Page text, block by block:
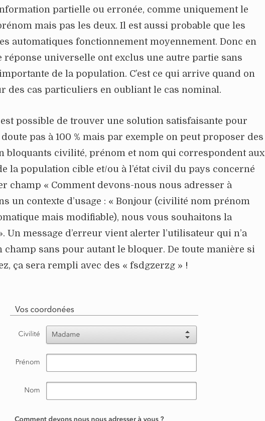
partielle ou erronée, comme uniquement le
mais pas les deux. Il est aussi probable que les
automatiques fonctionnement moyennement. Donc en
réponse universelle ont exclus une autre partie sans
de la population. C’est ce qui arrive quand on
des cas particuliers en oubliant le cas nominal.
est possible de trouver une solution satisfaisante pour
doute pas à 100 % mais par exemple on peut proposer des
bloquants civilité, prénom et nom qui correspondent aux
la population cible et/ou à l’état civil du pays concerné
champ « Comment devons-nous nous adresser à
un contexte d’usage : « Bonjour (civilité nom prénom
mais modifiable), nous vous souhaitons la
Un message d’erreur vient alerter l’utilisateur qui n’a
champ sans pour autant le bloquer. De toute manière si
ça sera rempli avec des « fsdgzerzg » !